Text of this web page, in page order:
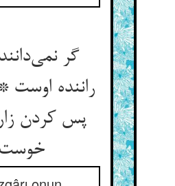
گر
راننده اوست
پس کردن
خوست